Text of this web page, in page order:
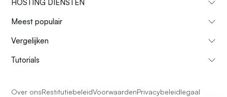
HOSTING DIENSTEN
Meest populair
Vergelijken
Tutorials
Over onsRestitutiebeleidVoorwaardenPrivacybeleidlegaal